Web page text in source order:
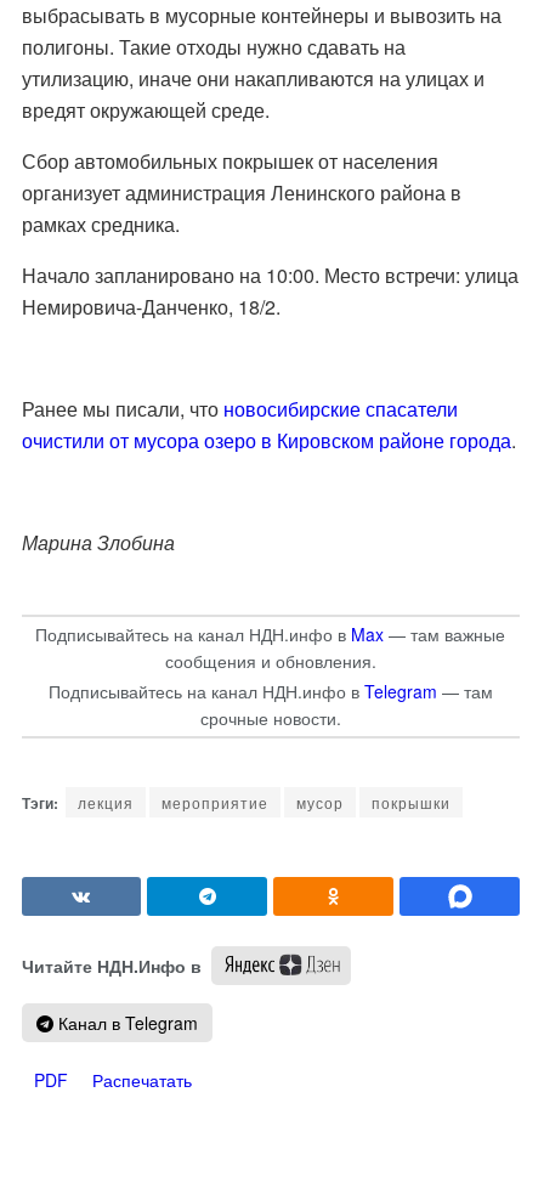
выбрасывать в мусорные контейнеры и вывозить на
полигоны. Такие отходы нужно сдавать на
утилизацию, иначе они накапливаются на улицах и
вредят окружающей среде.
Сбор автомобильных покрышек от населения
организует администрация Ленинского района в
рамках средника.
Начало запланировано на 10:00. Место встречи: улица
Немировича-Данченко, 18/2.
Ранее мы писали, что новосибирские спасатели
очистили от мусора озеро в Кировском районе города.
Марина Злобина
Подписывайтесь на канал НДН.инфо в Max — там важные
сообщения и обновления.
Подписывайтесь на канал НДН.инфо в Telegram — там
срочные новости.
лекция мероприятие мусор покрышки
Читайте НДН.Инфо в
Канал в Telegram
PDF Распечатать